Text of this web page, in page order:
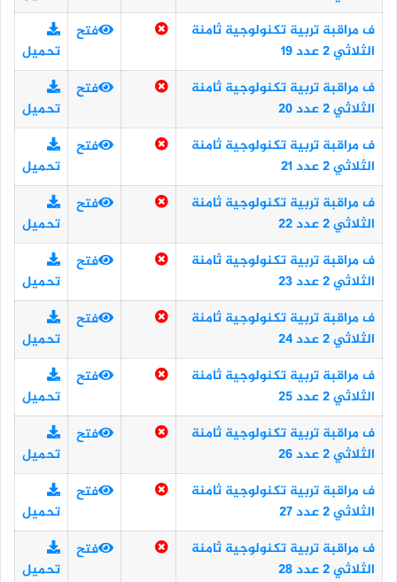
ف مراقبة تربية تكنولوجية ثامنة
الثلاثي 2 عدد 19
فتح
تحميل
ف مراقبة تربية تكنولوجية ثامنة
الثلاثي 2 عدد 20
فتح
تحميل
ف مراقبة تربية تكنولوجية ثامنة
الثلاثي 2 عدد 21
فتح
تحميل
ف مراقبة تربية تكنولوجية ثامنة
الثلاثي 2 عدد 22
فتح
تحميل
ف مراقبة تربية تكنولوجية ثامنة
الثلاثي 2 عدد 23
فتح
تحميل
ف مراقبة تربية تكنولوجية ثامنة
الثلاثي 2 عدد 24
فتح
تحميل
ف مراقبة تربية تكنولوجية ثامنة
الثلاثي 2 عدد 25
فتح
تحميل
ف مراقبة تربية تكنولوجية ثامنة
الثلاثي 2 عدد 26
فتح
تحميل
ف مراقبة تربية تكنولوجية ثامنة
الثلاثي 2 عدد 27
فتح
تحميل
ف مراقبة تربية تكنولوجية ثامنة
الثلاثي 2 عدد 28
فتح
تحميل